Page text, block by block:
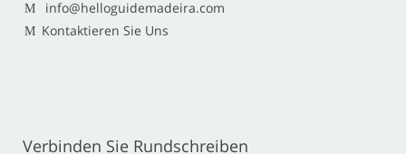
info@helloguidemadeira.com
Kontaktieren Sie Uns
Verbinden Sie Rundschreiben